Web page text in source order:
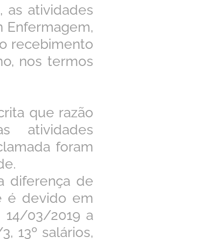
as atividades
Enfermagem,
recebimento
nos termos
que razão
atividades
foram
diferença de
é devido em
14/03/2019 a
13º salários,